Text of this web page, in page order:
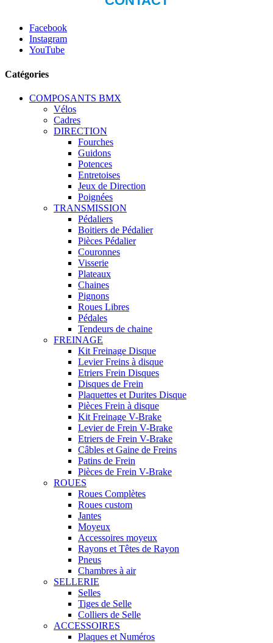
Facebook
Instagram
YouTube
Catégories
COMPOSANTS BMX
Vélos
Cadres
DIRECTION
Fourches
Guidons
Potences
Entretoises
Jeux de Direction
Poignées
TRANSMISSION
Pédaliers
Boitiers de Pédalier
Pièces Pédalier
Couronnes
Visserie
Plateaux
Chaines
Pignons
Roues Libres
Pédales
Tendeurs de chaine
FREINAGE
Kit Freinage Disque
Levier Freins à disque
Etriers Frein Disques
Disques de Frein
Plaquettes et Durites Disque
Pièces Frein à disque
Kit Freinage V-Brake
Levier de Frein V-Brake
Etriers de Frein V-Brake
Câbles et Gaine de Freins
Patins de Frein
Pièces de Frein V-Brake
ROUES
Roues Complètes
Roues custom
Jantes
Moyeux
Accessoires moyeux
Rayons et Têtes de Rayon
Pneus
Chambres à air
SELLERIE
Selles
Tiges de Selle
Colliers de Selle
ACCESSOIRES
Plaques et Numéros